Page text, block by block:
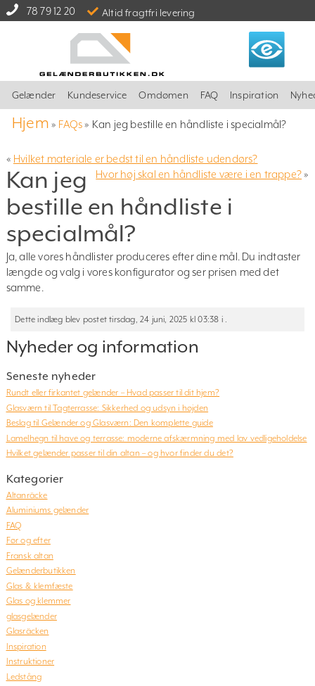
78 79 12 20 Altid fragtfri levering
Gelænder Kundeservice Omdømen FAQ Inspiration
Hjem » FAQs» Kan jeg bestille en håndliste i specialmål?
« Hvilket materiale er bedst til en håndliste udendørs?
Hvor høj skal en håndliste være i en trappe?»
Kan jeg
bestille en håndliste i
specialmål?
Ja, alle vores håndlister produceres efter dine mål. Du indtaster
længde og valg i vores konfigurator og ser prisen med det
samme.
Dette indlæg blev postet tirsdag, 24 juni, 2025 kl 03:38 i .
Nyheder og information
Seneste nyheder
Rundt eller firkantet gelænder – Hvad passer til dit hjem?
Glasværn til Tagterrasse: Sikkerhed og udsyn i højden
Beslag til Gelænder og Glasværn: Den komplette guide
Lamelhegn til have og terrasse: moderne afskærmning med lav vedligeholdelse
Hvilket gelænder passer til din altan – og hvor finder du det?
Kategorier
Altanräcke
Aluminiums gelænder
FAQ
Før og efter
Fransk altan
Gelænderbutikken
Glas & klemfæste
Glas og klemmer
glasgelænder
Glasräcken
Inspiration
Instruktioner
Ledstång